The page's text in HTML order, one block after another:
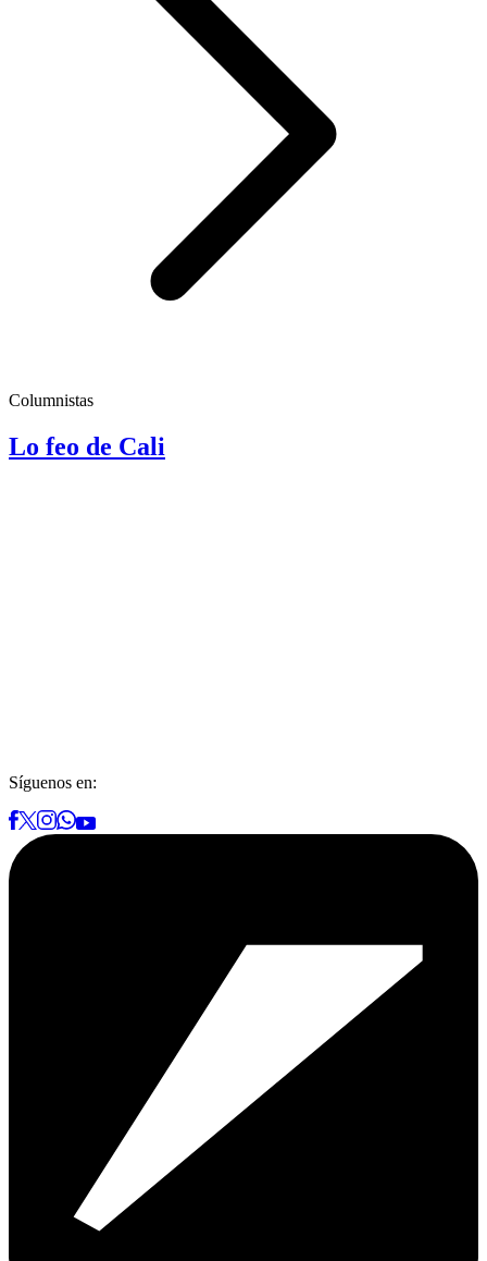
Columnistas
Lo feo de Cali
Síguenos en: